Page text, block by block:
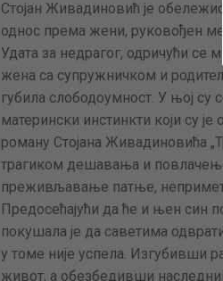
Стојан Живадиновић је
однос према жени, руковођен
Удата за недрагог, одричући се
жена са супружничком и
губила слободоумност. У њој
матерински инстинкти који су
роману Стојана Живадиновића
трагиком дешавања и
преживљавање патње,
Предосећајући да ће и њен син
покушала је да саветима
у томе није успела. Изгубивши
живот, а обезбедивши